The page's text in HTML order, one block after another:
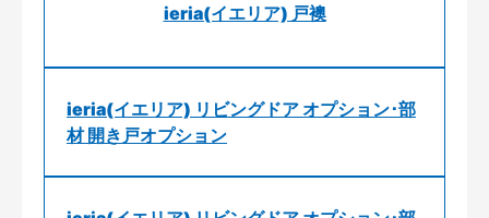
ieria(イエリア) 戸襖
ieria(イエリア) リビングドア オプション･部
材 開き戸オプション